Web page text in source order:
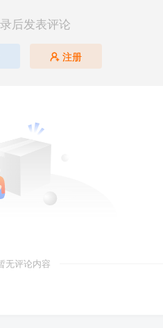
后发表评论
注册
无评论内容